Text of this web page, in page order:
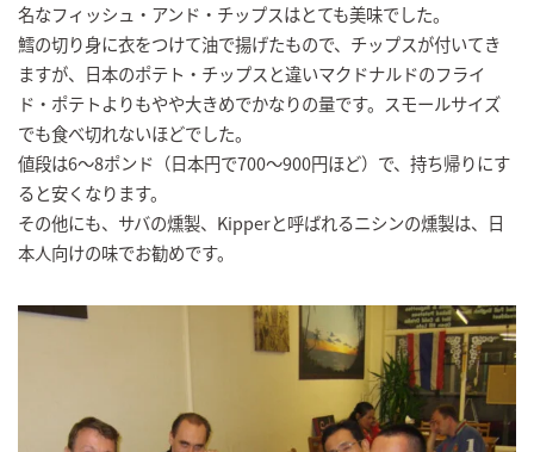
名なフィッシュ・アンド・チップスはとても美味でした。
鱈の切り身に衣をつけて油で揚げたもので、チップスが付いてき
ますが、日本のポテト・チップスと違いマクドナルドのフライ
ド・ポテトよりもやや大きめでかなりの量です。スモールサイズ
でも食べ切れないほどでした。
値段は6～8ポンド（日本円で700～900円ほど）で、持ち帰りにす
ると安くなります。
その他にも、サバの燻製、Kipperと呼ばれるニシンの燻製は、日
本人向けの味でお勧めです。